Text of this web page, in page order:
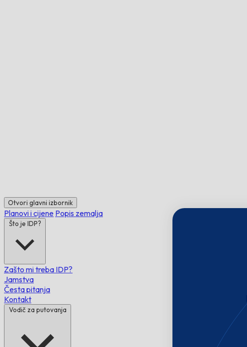
Otvori glavni izbornik
Planovi i cijene Popis zemalja
Što je IDP?
Zašto mi treba IDP?
Jamstva
Česta pitanja
Kontakt
Vodič za putovanja